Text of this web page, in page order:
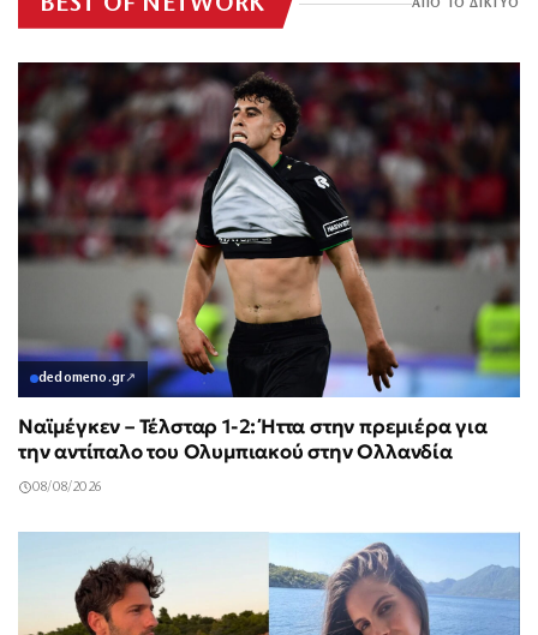
ΑΠΟ ΤΟ ΔΙΚΤΥΟ
dedomeno.gr↗
Ναϊμέγκεν – Τέλσταρ 1-2: Ήττα στην πρεμιέρα για
την αντίπαλο του Ολυμπιακού στην Ολλανδία
08/08/2026